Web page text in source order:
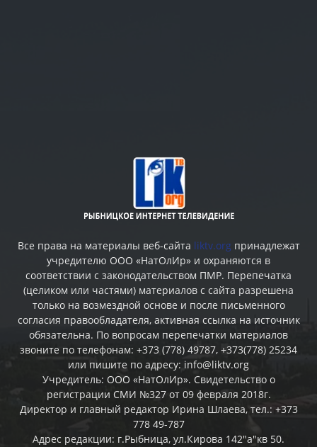
Все права на материалы веб-сайта liktv.org принадлежат
учредителю ООО «НатОлИр» и охраняются в
соответствии с законодательством ПМР. Перепечатка
(целиком или частями) материалов c сайта разрешена
только на возмездной основе и после письменного
согласия правообладателя, активная ссылка на источник
обязательна. По вопросам перепечатки материалов
звоните по телефонам: +373 (778) 49787, +373(778) 25234
или пишите по адресу: info@liktv.org
Учредитель: ООО «НатОлИр». Свидетельство о
регистрации СМИ №327 от 09 февраля 2018г.
Директор и главный редактор Ирина Шлаева, тел.: +373
778 49-787
Адрес редакции: г.Рыбница, ул.Кирова 142"а"кв 50.